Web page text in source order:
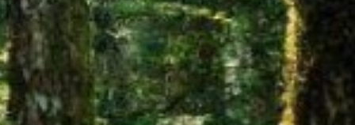
東北・北関東エリア